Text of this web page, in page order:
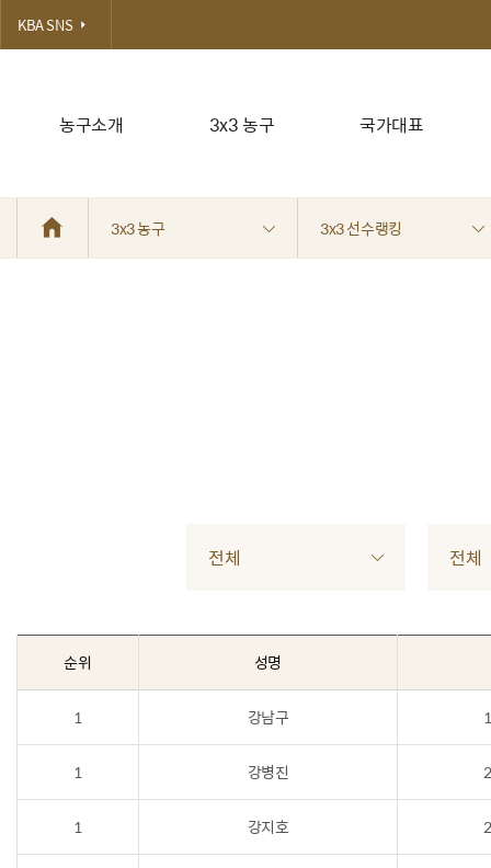
농구소개 3x3 농구 국가대표
KBA SNS
3x3 농구 3x3 선수랭킹
전체 전체
순위 성명
1 강남구
1 강병진
1 강지호